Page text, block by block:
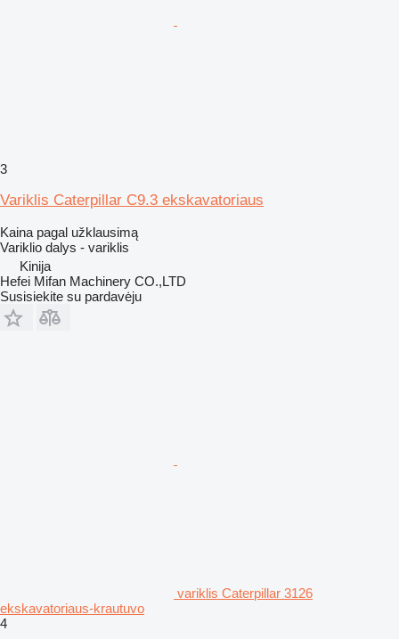
3
Variklis Caterpillar C9.3 ekskavatoriaus
Kaina pagal užklausimą
Variklio dalys - variklis
Kinija
Hefei Mifan Machinery CO.,LTD
Susisiekite su pardavėju
variklis Caterpillar 3126
ekskavatoriaus-krautuvo
4